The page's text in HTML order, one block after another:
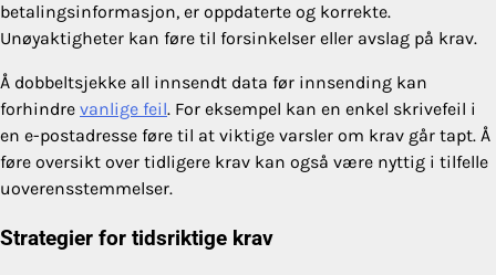
betalingsinformasjon, er oppdaterte og korrekte.
Unøyaktigheter kan føre til forsinkelser eller avslag på krav.
Å dobbeltsjekke all innsendt data før innsending kan
forhindre vanlige feil. For eksempel kan en enkel skrivefeil i
en e-postadresse føre til at viktige varsler om krav går tapt. Å
føre oversikt over tidligere krav kan også være nyttig i tilfelle
uoverensstemmelser.
Strategier for tidsriktige krav